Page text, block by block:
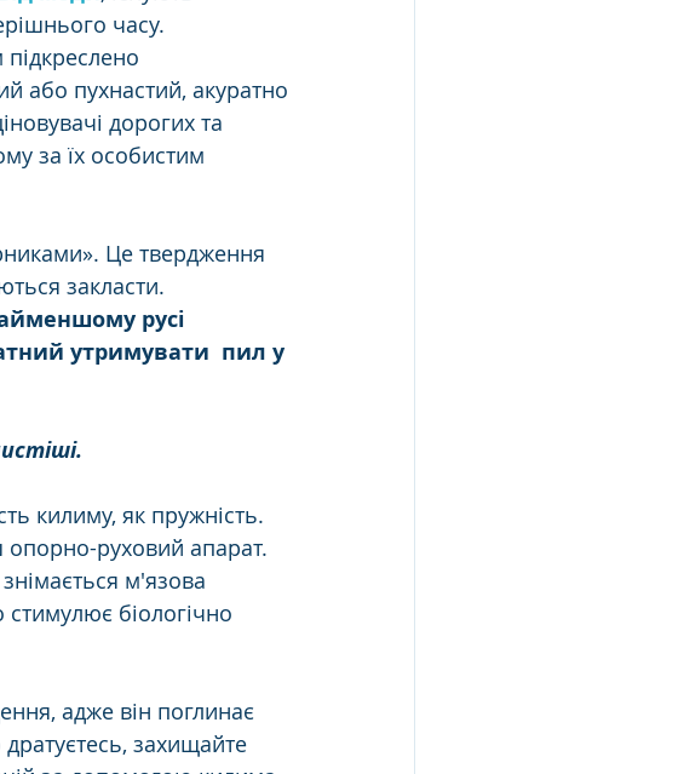
часу.
або пухнастий, акуратно
дорогих та
за їх особистим
Це твердження
закласти.
русі
утримувати  пил у
килиму, як пружність.
опорно-руховий апарат.
м'язова
біологічно
адже він поглинає
захищайте